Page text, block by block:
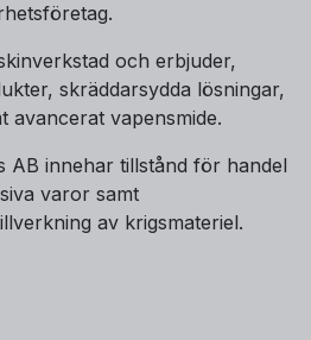
och erbjuder,
skräddarsydda lösningar,
avancerat vapensmide.
AB innehar tillstånd för handel
varor samt
av krigsmateriel.